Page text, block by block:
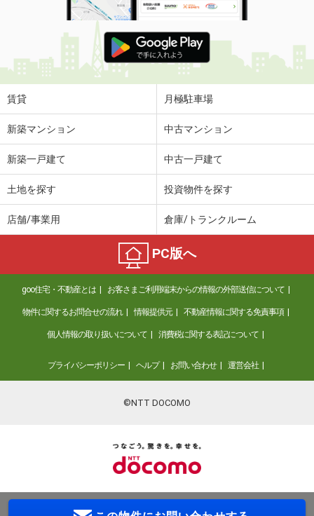
賃貸 月極駐車場
新築マンション 中古マンション
新築一戸建て 中古一戸建て
土地を探す 投資物件を探す
店舗/事業用 倉庫/トランクルーム
PC版へ
goo住宅・不動産とは お客さまご利用端末からの情報の外部送信について
物件に関するお問合せの流れ 情報提供元 不動産情報に関する免責事項
個人情報の取り扱いについて 消費税に関する表記について
プライバシーポリシー ヘルプ お問い合わせ 運営会社
©NTT DOCOMO